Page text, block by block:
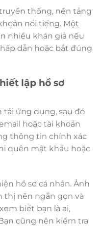
thống, nền tảng
nổi tiếng. Một
nhiều khán giả nếu
dẫn hoặc bắt đúng
lập hồ sơ
tải ứng dụng, sau đó
hoặc tài khoản
thông tin chính xác
quên mật khẩu hoặc
hồ sơ cá nhân. Ảnh
thị nên ngắn gọn và
biết bạn là ai,
cũng nên kiểm tra